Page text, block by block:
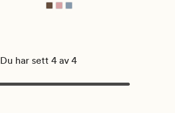
Du har sett 4 av 4